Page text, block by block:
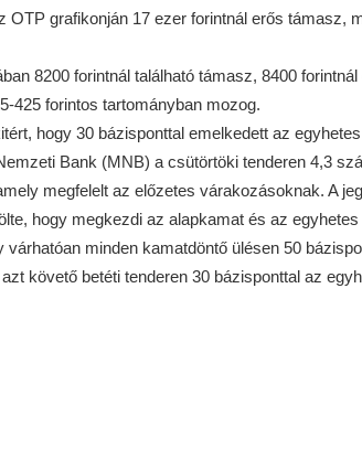
OTP grafikonján 17 ezer forintnál erős támasz,
8200 forintnál található támasz, 8400
425 forintos tartományban mozog.
hogy 30 bázisponttal emelkedett az
Bank (MNB) a csütörtöki tenderen 4,3
megfelelt az előzetes várakozásoknak. A
hogy megkezdi az alapkamat és az
minden kamatdöntő ülésen 50
követő betéti tenderen 30 bázisponttal az